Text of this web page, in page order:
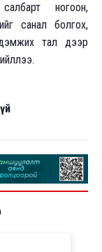
ногоон,
санал болгох,
дэмжих тал дээр